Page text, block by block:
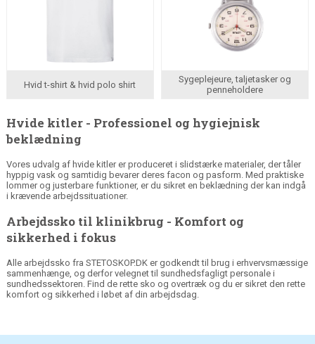
Hvid t-shirt & hvid polo shirt
Sygeplejeure, taljetasker og
penneholdere
Hvide kitler - Professionel og hygiejnisk
beklædning
Vores udvalg af hvide kitler er produceret i slidstærke materialer, der tåler
hyppig vask og samtidig bevarer deres facon og pasform. Med praktiske
lommer og justerbare funktioner, er du sikret en beklædning der kan indgå
i krævende arbejdssituationer.
Arbejdssko til klinikbrug - Komfort og
sikkerhed i fokus
Alle arbejdssko fra STETOSKOP.DK er godkendt til brug i erhvervsmæssige
sammenhænge, og derfor velegnet til sundhedsfagligt personale i
sundhedssektoren. Find de rette sko og overtræk og du er sikret den rette
komfort og sikkerhed i løbet af din arbejdsdag.